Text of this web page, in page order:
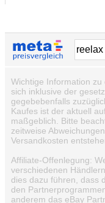
Wichtige Information
sich inklusive der
gegebebenfalls
Kaufes ist der aktuell
maßgeblich. Bitte
zeitweise
Versandkosten
Affiliate-Offenlegung:
verschiedenen
dies dazu führen, dass
den
anderem das eBay